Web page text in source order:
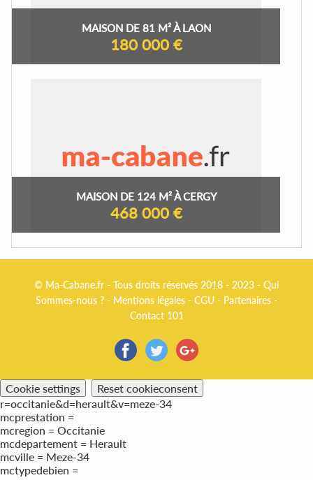
MAISON DE 81 M² À LAON
180 000 €
MAISON DE 124 M² À CERGY
468 000 €
© Ma-Cabane.fr - Tous droits réservés 2018 - 2023 - Qui
Sommes-nous ? - Mentions légales - CGU - Partenaires -
Contact 101
Cookie settings
Reset cookieconsent
r=occitanie&d=herault&v=meze-34
mcprestation =
mcregion = Occitanie
mcdepartement = Herault
mcville = Meze-34
mctypedebien =